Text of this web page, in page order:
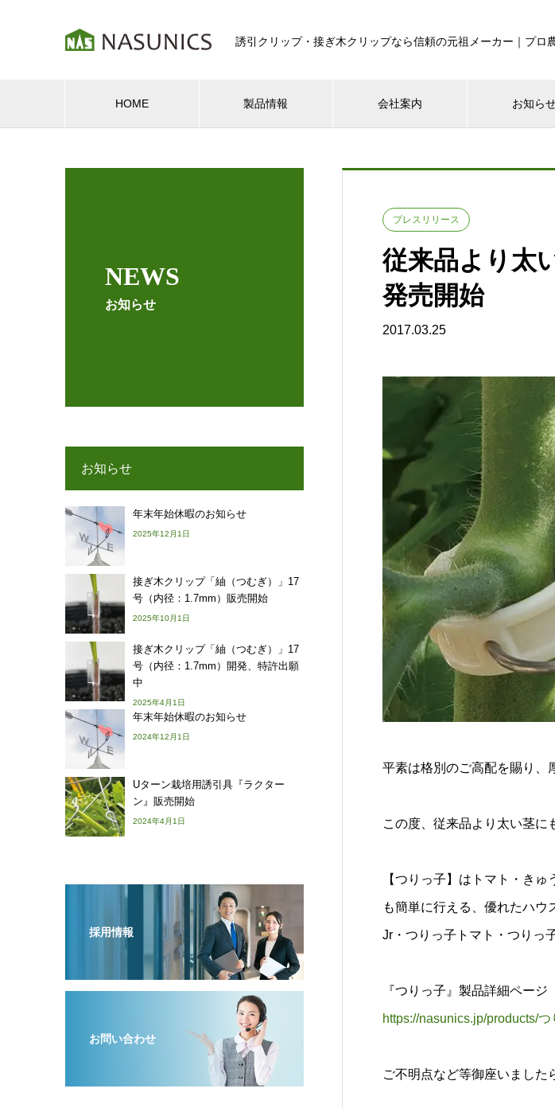
誘引クリップ・接ぎ木クリップなら信頼の元祖メーカー｜プロ
HOME 製品情報 会社案内 お知ら
NEWS
お知らせ
プレスリリース
従来品より太
発売開始
2017.03.25
平素は格別のご高配を賜り、
この度、従来品より太い茎に
【つりっ子】はトマト・き
も簡単に行える、優れたハ
Jr・つりっ子トマト・つりっ
『つりっ子』製品詳細ページ
https://nasunics.jp/products/つ
ご不明点など等御座いました
お知らせ
年末年始休暇のお知らせ
2025年12月1日
接ぎ木クリップ「紬（つむぎ）」17
号（内径：1.7mm）販売開始
2025年10月1日
接ぎ木クリップ「紬（つむぎ）」17
号（内径：1.7mm）開発、特許出願
中
2025年4月1日
年末年始休暇のお知らせ
2024年12月1日
Uターン栽培用誘引具『ラクター
ン』販売開始
2024年4月1日
採用情報
お問い合わせ